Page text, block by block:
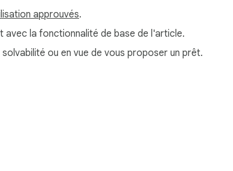
approuvés.
avec la fonctionnalité de base de l'article.
ou en vue de vous proposer un prêt.